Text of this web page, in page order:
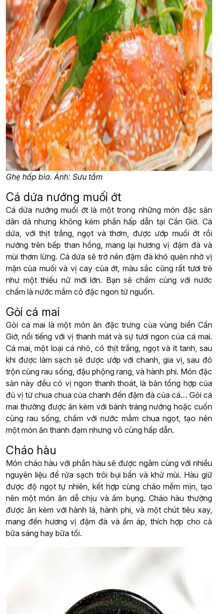
Ghẹ hấp bia. Ảnh: Sưu tầm
Cá dứa nướng muối ớt
Cá dứa nướng muối ớt là một trong những món đặc sản
dân dã nhưng không kém phần hấp dẫn tại Cần Giờ. Cá
dứa, với thịt trắng, ngọt và thơm, được ướp muối ớt rồi
nướng trên bếp than hồng, mang lại hương vị đậm đà và
mùi thơm lừng. Cá dứa sẽ trở nên đậm đà khó quên nhờ vị
mặn của muối và vị cay của ớt, màu sắc cũng rất tươi trẻ
như một thiếu nữ mới lớn. Bạn sẽ chấm cùng với nước
chấm là nước mắm cô đặc ngon từ nguồn.
Gỏi cá mai
Gỏi cá mai là một món ăn đặc trưng của vùng biển Cần
Giờ, nổi tiếng với vị thanh mát và sự tươi ngon của cá mai.
Cá mai, một loại cá nhỏ, có thịt trắng, ngọt và ít tanh, sau
khi được làm sạch sẽ được ướp với chanh, gia vị, sau đó
trộn cùng rau sống, đậu phộng rang, và hành phi. Món đặc
sản này đều có vị ngon thanh thoát, là bản tổng hợp của
đủ vị từ chua chua của chanh đến đậm đà của cá… Gỏi cá
mai thường được ăn kèm với bánh tráng nướng hoặc cuốn
cùng rau sống, chấm với nước mắm chua ngọt, tạo nên
một món ăn thanh đạm nhưng vô cùng hấp dẫn.
Cháo hàu
Món cháo hàu với phần hàu sẽ được ngâm cùng với nhiều
nguyên liệu để rửa sạch trôi bụi bẩn và khử mùi. Hàu giữ
được độ ngọt tự nhiên, kết hợp cùng cháo mềm mịn, tạo
nên một món ăn dễ chịu và ấm bụng. Cháo hàu thường
được ăn kèm với hành lá, hành phi, và một chút tiêu xay,
mang đến hương vị đậm đà và ấm áp, thích hợp cho cả
bữa sáng hay bữa tối.